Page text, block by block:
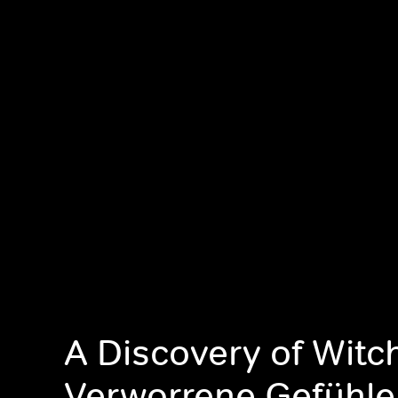
A Discovery of